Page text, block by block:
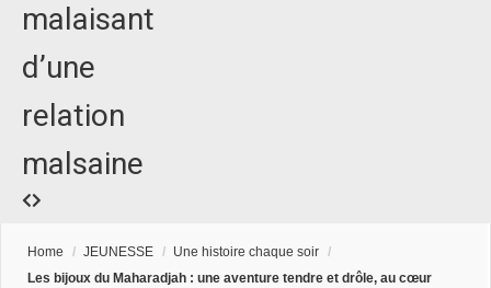
malaisant
d’une
relation
malsaine
Home / JEUNESSE / Une histoire chaque soir /
Les bijoux du Maharadjah : une aventure tendre et drôle, au cœur